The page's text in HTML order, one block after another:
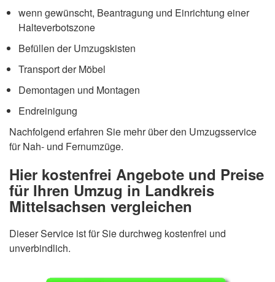
wenn gewünscht, Beantragung und Einrichtung einer
Halteverbotszone
Befüllen der Umzugskisten
Transport der Möbel
Demontagen und Montagen
Endreinigung
Nachfolgend erfahren Sie mehr über den Umzugsservice
für Nah- und Fernumzüge.
Hier kostenfrei Angebote und Preise
für Ihren Umzug in Landkreis
Mittelsachsen vergleichen
Dieser Service ist für Sie durchweg kostenfrei und
unverbindlich.